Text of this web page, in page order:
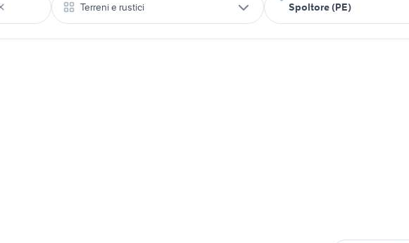
Terreni e rustici